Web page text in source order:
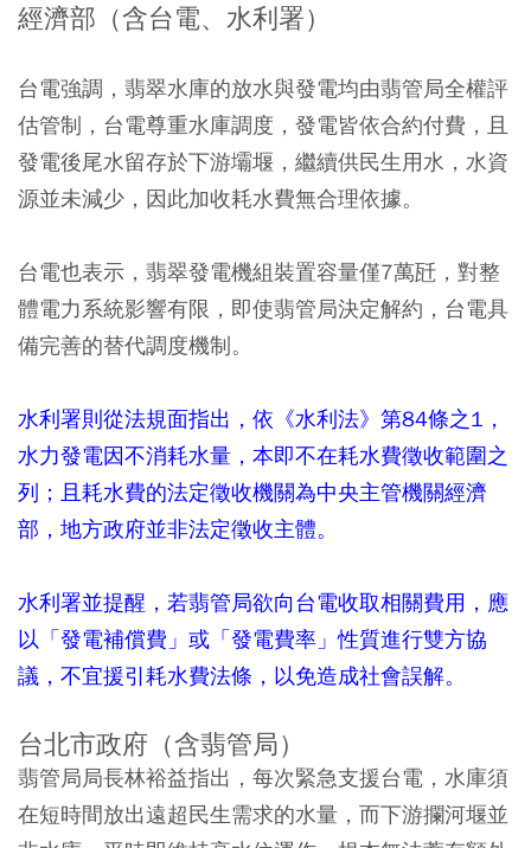
經濟部（含台電、水利署）
台電強調，翡翠水庫的放水與發電均由翡管局全權評
估管制，台電尊重水庫調度，發電皆依合約付費，且
發電後尾水留存於下游壩堰，繼續供民生用水，水資
源並未減少，因此加收耗水費無合理依據。
台電也表示，翡翠發電機組裝置容量僅7萬瓩，對整
體電力系統影響有限，即使翡管局決定解約，台電具
備完善的替代調度機制。
水利署則從法規面指出，依《水利法》第84條之1，
水力發電因不消耗水量，本即不在耗水費徵收範圍之
列；且耗水費的法定徵收機關為中央主管機關經濟
部，地方政府並非法定徵收主體。
水利署並提醒，若翡管局欲向台電收取相關費用，應
以「發電補償費」或「發電費率」性質進行雙方協
議，不宜援引耗水費法條，以免造成社會誤解。
台北市政府（含翡管局）
翡管局局長林裕益指出，每次緊急支援台電，水庫須
在短時間放出遠超民生需求的水量，而下游攔河堰並